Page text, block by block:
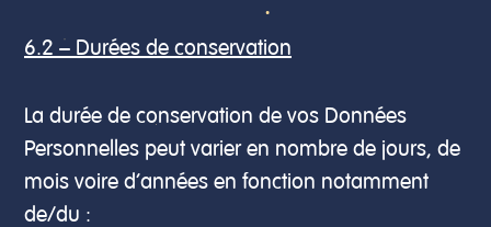
6.2 – Durées de conservation
La durée de conservation de vos Données
Personnelles peut varier en nombre de jours, de
mois voire d’années en fonction notamment
de/du :